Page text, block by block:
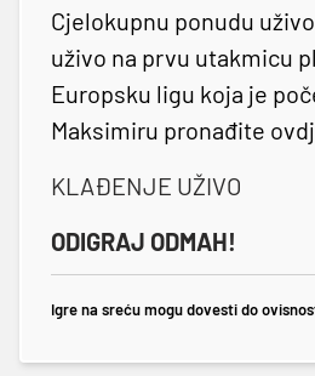
Cjelokupnu ponudu
uživo na prvu utakmicu
Europsku ligu koja je
Maksimiru pronađite
KLAĐENJE UŽIVO
ODIGRAJ ODMAH!
Igre na sreću mogu dovesti do